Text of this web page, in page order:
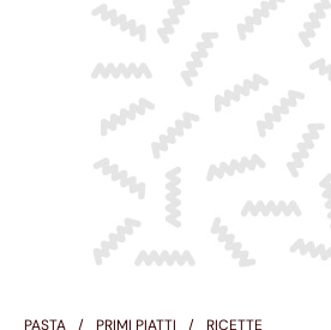
PASTA PRIMI PIATTI RICETTE